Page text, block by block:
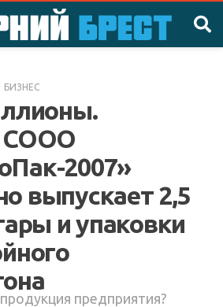
БИЗНЕС
СООО
2007»
выпускает 2,5
и упаковки
предприятия?